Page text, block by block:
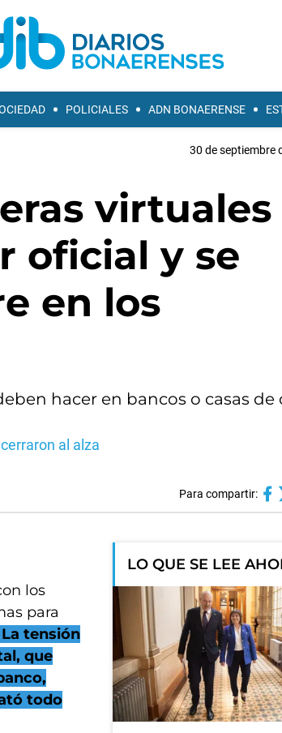
POLICIALES ADN BONAERENSE
30 de septiembre
virtuales
oficial y se
en los
hacer en bancos o casas de
al alza
Para compartir:
los
para
La tensión
que
todo
LO QUE SE LEE